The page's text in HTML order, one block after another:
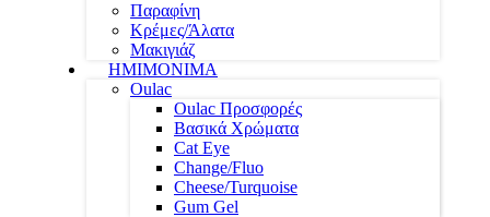
Παραφίνη
Κρέμες/Άλατα
Μακιγιάζ
ΗΜΙΜΟΝΙΜΑ
Oulac
Oulac Προσφορές
Βασικά Χρώματα
Cat Eye
Change/Fluo
Cheese/Turquoise
Gum Gel